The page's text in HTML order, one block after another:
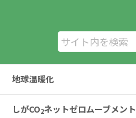
地球温暖化
しがCO2ネットゼロムーブメント